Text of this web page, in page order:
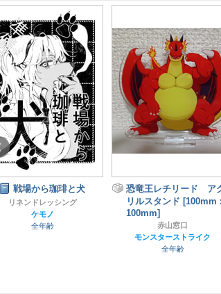
恐竜王レチリード アク
リルスタンド [100mm x
赤山窓口
そうだ！海へいこう
パラレルワールド
全年齢